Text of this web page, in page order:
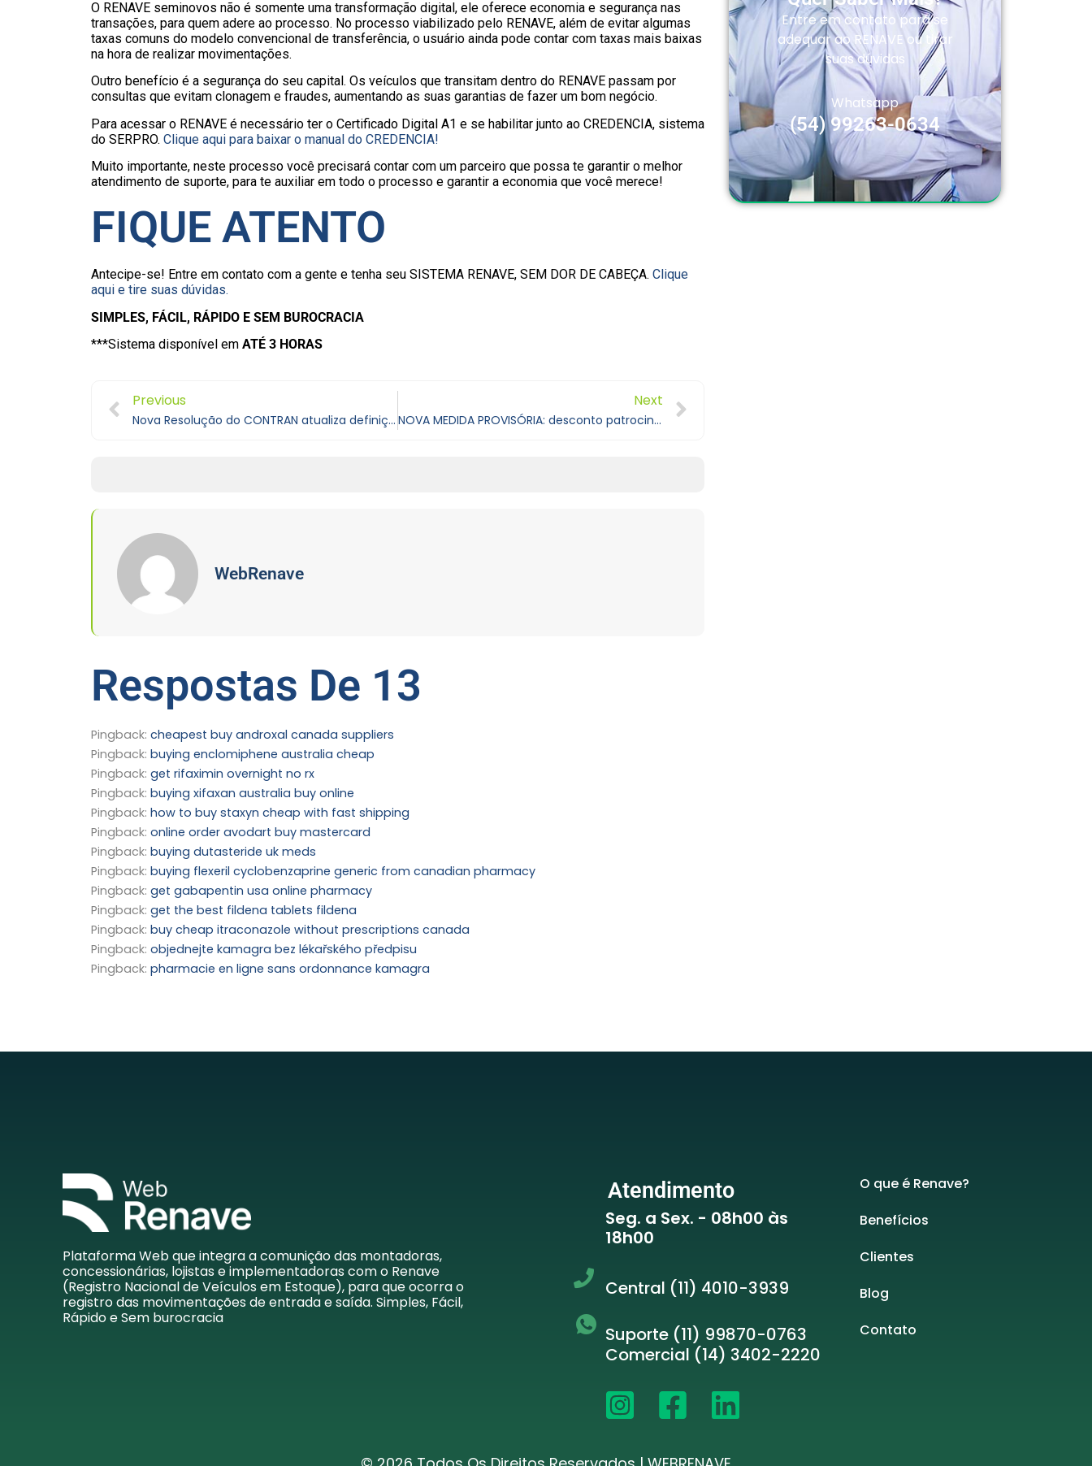
O RENAVE seminovos não é somente uma transformação digital, ele oferece economia e segurança nas
transações, para quem adere ao processo. No processo viabilizado pelo RENAVE, além de evitar algumas
taxas comuns do modelo convencional de transferência, o usuário ainda pode contar com taxas mais baixas
na hora de realizar movimentações.
Outro benefício é a segurança do seu capital. Os veículos que transitam dentro do RENAVE passam por
consultas que evitam clonagem e fraudes, aumentando as suas garantias de fazer um bom negócio.
Para acessar o RENAVE é necessário ter o Certificado Digital A1 e se habilitar junto ao CREDENCIA, sistema
do SERPRO. Clique aqui para baixar o manual do CREDENCIA!
Muito importante, neste processo você precisará contar com um parceiro que possa te garantir o melhor
atendimento de suporte, para te auxiliar em todo o processo e garantir a economia que você merece!
FIQUE ATENTO
Antecipe-se! Entre em contato com a gente e tenha seu SISTEMA RENAVE, SEM DOR DE CABEÇA. Clique
aqui e tire suas dúvidas.
SIMPLES, FÁCIL, RÁPIDO E SEM BUROCRACIA
***Sistema disponível em ATÉ 3 HORAS
Previous
Nova Resolução do CONTRAN atualiza definição de ciclomotores, bicicletas elétricas e autopropelidos
Next
NOVA MEDIDA PROVISÓRIA: desconto patrocinado na aquisição de veículos sustentáveis
WebRenave
Respostas De 13
Pingback: cheapest buy androxal canada suppliers
Pingback: buying enclomiphene australia cheap
Pingback: get rifaximin overnight no rx
Pingback: buying xifaxan australia buy online
Pingback: how to buy staxyn cheap with fast shipping
Pingback: online order avodart buy mastercard
Pingback: buying dutasteride uk meds
Pingback: buying flexeril cyclobenzaprine generic from canadian pharmacy
Pingback: get gabapentin usa online pharmacy
Pingback: get the best fildena tablets fildena
Pingback: buy cheap itraconazole without prescriptions canada
Pingback: objednejte kamagra bez lékařského předpisu
Pingback: pharmacie en ligne sans ordonnance kamagra
Entre em contato para se
adequar ao RENAVE ou tirar
suas dúvidas
Whatsapp
(54) 99263-0634
Plataforma Web que integra a comunição das montadoras,
concessionárias, lojistas e implementadoras com o Renave
(Registro Nacional de Veículos em Estoque), para que ocorra o
registro das movimentações de entrada e saída. Simples, Fácil,
Rápido e Sem burocracia
Atendimento
Seg. a Sex. - 08h00 às
18h00
Central (11) 4010-3939
Suporte (11) 99870-0763
Comercial (14) 3402-2220
O que é Renave?
Benefícios
Clientes
Blog
Contato